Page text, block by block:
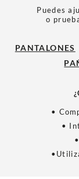
Puedes
o
PANTALONES
•
•